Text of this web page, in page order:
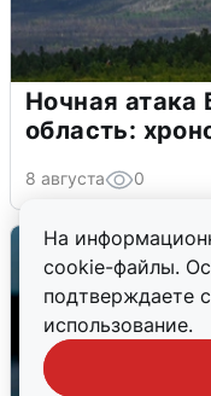
На
cookie-файлы.
подтверждаете
использование.
Ночная
область:
8 августа 0